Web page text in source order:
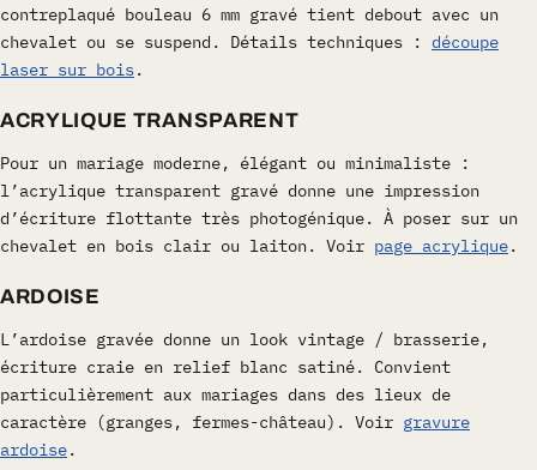
contreplaqué bouleau 6 mm gravé tient debout avec un
chevalet ou se suspend. Détails techniques : découpe
laser sur bois.
ACRYLIQUE TRANSPARENT
Pour un mariage moderne, élégant ou minimaliste :
l’acrylique transparent gravé donne une impression
d’écriture flottante très photogénique. À poser sur un
chevalet en bois clair ou laiton. Voir page acrylique.
ARDOISE
L’ardoise gravée donne un look vintage / brasserie,
écriture craie en relief blanc satiné. Convient
particulièrement aux mariages dans des lieux de
caractère (granges, fermes-château). Voir gravure
ardoise.